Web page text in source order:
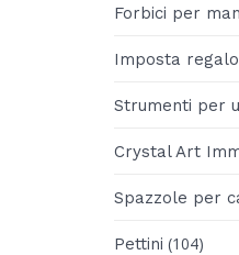
Forbici per
Imposta regalo
Strumenti per
Crystal Art
Spazzole per
Pettini (104)